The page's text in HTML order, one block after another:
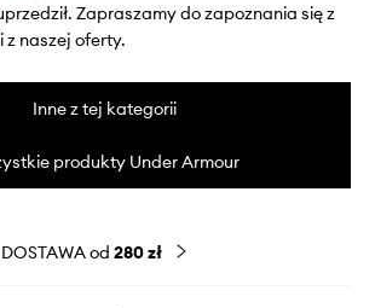
Zapraszamy do zapoznania się z
z naszej oferty.
Inne z tej kategorii
produkty Under Armour
od 280 zł